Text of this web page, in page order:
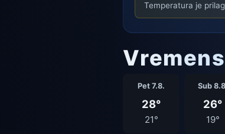
Temperatura je
Pet 7.8.
28°
21°
Sub
26°
19°